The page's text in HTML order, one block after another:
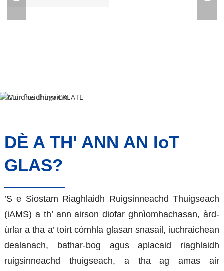
DÈ A TH' ANN AN IoT
GLAS?
’S e Siostam Riaghlaidh Ruigsinneachd Thuigseach
(iAMS) a th’ ann airson diofar ghnìomhachasan, àrd-
ùrlar a tha a’ toirt còmhla glasan snasail, iuchraichean
dealanach, bathar-bog agus aplacaid riaghlaidh
ruigsinneachd thuigseach, a tha ag amas air